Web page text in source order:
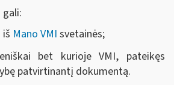
gali:
Mano VMI svetainės;
bet kurioje VMI, pateikęs
patvirtinantį dokumentą.